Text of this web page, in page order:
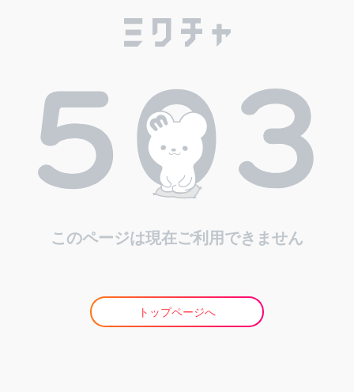
このページは現在ご利用できません